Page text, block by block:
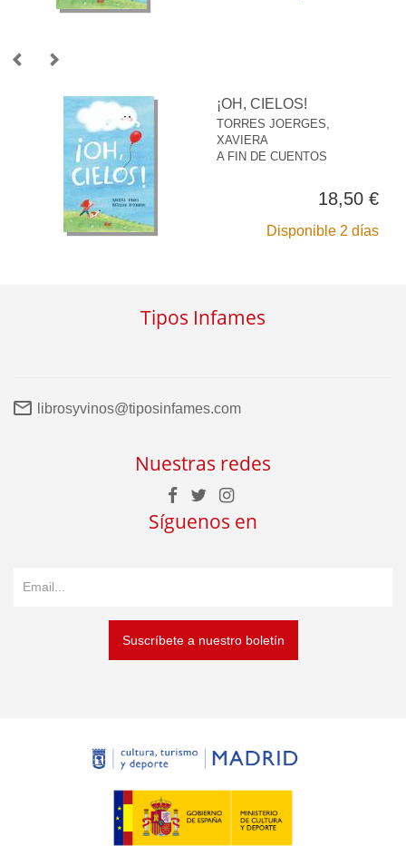
¡OH, CIELOS!
TORRES JOERGES,
XAVIERA
A FIN DE CUENTOS
18,50 €
Disponible 2 días
Tipos Infames
librosyvinos@tiposinfames.com
Nuestras redes
Síguenos en
Suscríbete a nuestro boletín